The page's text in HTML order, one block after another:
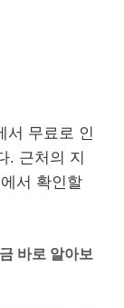
서 무료로 인
. 근처의 지
서 확인할
바로 알아보